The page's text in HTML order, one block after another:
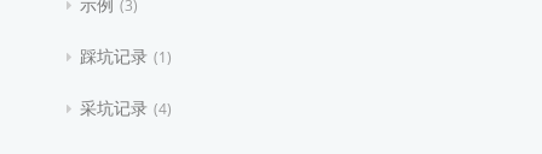
3
踩坑记录 1
采坑记录 4